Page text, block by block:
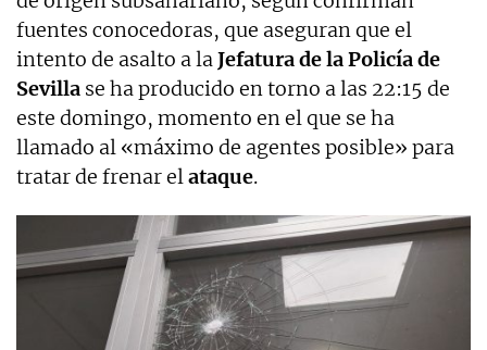
fuentes conocedoras, que aseguran que el
intento de asalto a laJefatura de la Policía de
Sevilla se ha producido en torno a las 22:15 de
este domingo, momento en el que se ha
llamado al «máximo de agentes posible» para
tratar de frenar elataque.